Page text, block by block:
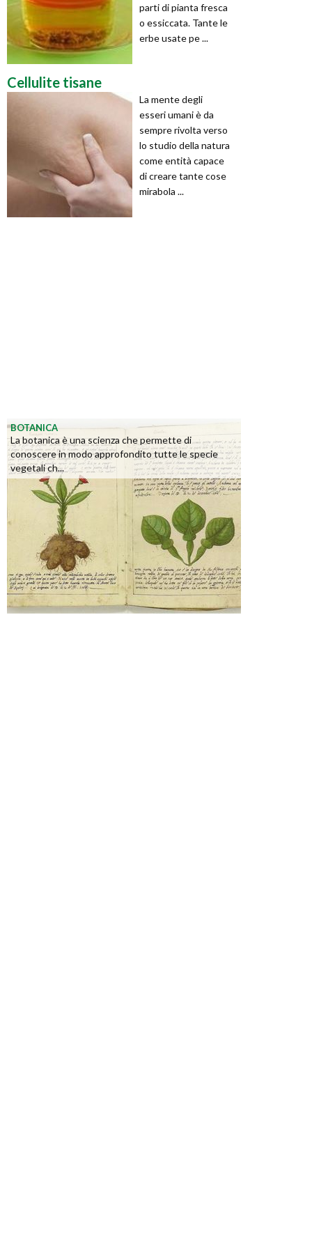
parti di pianta fresca
o essiccata. Tante le
erbe usate pe ...
Cellulite tisane
La mente degli
esseri umani è da
sempre rivolta verso
lo studio della natura
come entità capace
di creare tante cose
mirabola ...
BOTANICA
La botanica è una scienza che permette di
conoscere in modo approfondito tutte le specie
vegetali ch...